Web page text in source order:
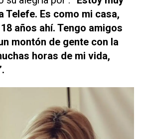
Telefe. Es como mi casa,
años ahí. Tengo amigos
montón de gente con la
horas de mi vida,